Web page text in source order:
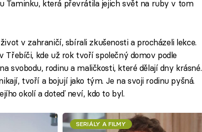
Taminku, která převrátila jejich svět na ruby v tom
v zahraničí, sbírali zkušenosti a procházeli lekce.
Třebíči, kde už rok tvoří společný domov podle
svobodu, rodinu a maličkosti, které dělají dny krásné.
tvoří a bojují jako tým. Je na svoji rodinu pyšná.
okolí a doteď neví, kdo to byl.
SERIÁLY A FILMY